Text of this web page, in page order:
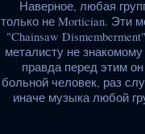
Наверное, любая
только не Mortician. Эти
"Chainsaw
металисту не
правда перед этим
больной человек, раз
иначе музыка любой